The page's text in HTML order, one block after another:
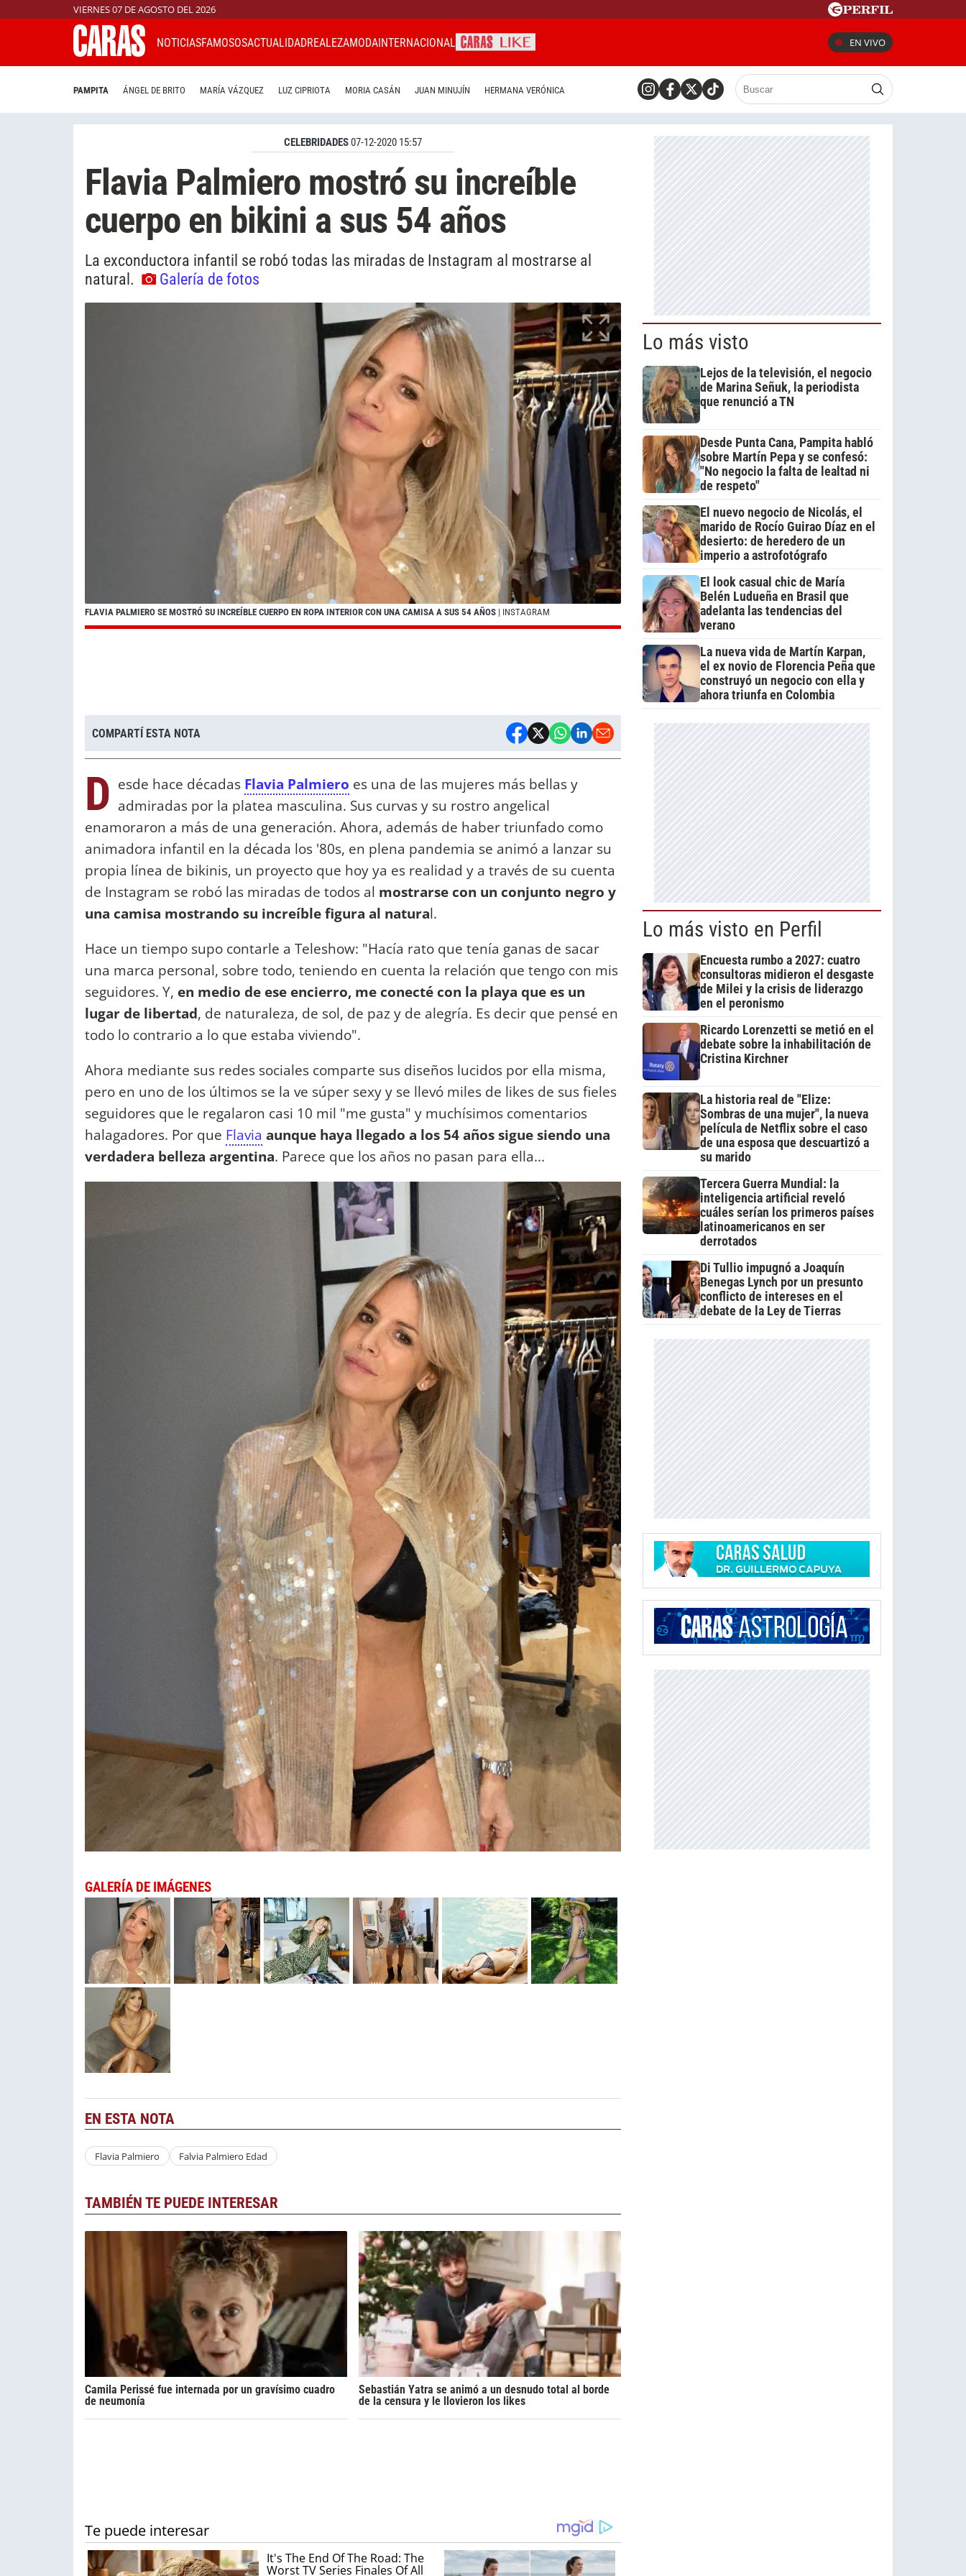
VIERNES 07 DE AGOSTO DEL 2026
NOTICIASFAMOSOSACTUALIDADREALEZAMODAINTERNACIONAL EN VIVO
PAMPITA ÁNGEL DE BRITO MARÍA VÁZQUEZ LUZ CIPRIOTA MORIA CASÁN JUAN MINUJÍN HERMANA VERÓNICA
CELEBRIDADES07-12-2020 15:57
Flavia Palmiero mostró su increíble
cuerpo en bikini a sus 54 años
La exconductora infantil se robó todas las miradas de Instagram al mostrarse al
natural.
Galería de fotos
FLAVIA PALMIERO SE MOSTRÓ SU INCREÍBLE CUERPO EN ROPA INTERIOR CON UNA CAMISA A SUS 54 AÑOS | INSTAGRAM
COMPARTÍ ESTA NOTA
D esde hace décadas Flavia Palmiero es una de las mujeres más bellas y
admiradas por la platea masculina. Sus curvas y su rostro angelical
enamoraron a más de una generación. Ahora, además de haber triunfado como
animadora infantil en la década los '80s, en plena pandemia se animó a lanzar su
propia línea de bikinis, un proyecto que hoy ya es realidad y a través de su cuenta
de Instagram se robó las miradas de todos al mostrarse con un conjunto negro y
una camisa mostrando su increíble figura al natural.
Hace un tiempo supo contarle a Teleshow: "Hacía rato que tenía ganas de sacar
una marca personal, sobre todo, teniendo en cuenta la relación que tengo con mis
seguidores. Y, en medio de ese encierro, me conecté con la playa que es un
lugar de libertad, de naturaleza, de sol, de paz y de alegría. Es decir que pensé en
todo lo contrario a lo que estaba viviendo".
Ahora mediante sus redes sociales comparte sus diseños lucidos por ella misma,
pero en uno de los últimos se la ve súper sexy y se llevó miles de likes de sus fieles
seguidores que le regalaron casi 10 mil "me gusta" y muchísimos comentarios
halagadores. Por que Flavia aunque haya llegado a los 54 años sigue siendo una
verdadera belleza argentina. Parece que los años no pasan para ella...
GALERÍA DE IMÁGENES
EN ESTA NOTA
Flavia Palmiero Falvia Palmiero Edad
TAMBIÉN TE PUEDE INTERESAR
Camila Perissé fue internada por un gravísimo cuadro
de neumonía
Sebastián Yatra se animó a un desnudo total al borde
de la censura y le llovieron los likes
Lo más visto
Lejos de la televisión, el negocio
de Marina Señuk, la periodista
que renunció a TN
Desde Punta Cana, Pampita habló
sobre Martín Pepa y se confesó:
"No negocio la falta de lealtad ni
de respeto"
El nuevo negocio de Nicolás, el
marido de Rocío Guirao Díaz en el
desierto: de heredero de un
imperio a astrofotógrafo
El look casual chic de María
Belén Ludueña en Brasil que
adelanta las tendencias del
verano
La nueva vida de Martín Karpan,
el ex novio de Florencia Peña que
construyó un negocio con ella y
ahora triunfa en Colombia
Lo más visto en Perfil
Encuesta rumbo a 2027: cuatro
consultoras midieron el desgaste
de Milei y la crisis de liderazgo
en el peronismo
Ricardo Lorenzetti se metió en el
debate sobre la inhabilitación de
Cristina Kirchner
La historia real de "Elize:
Sombras de una mujer", la nueva
película de Netflix sobre el caso
de una esposa que descuartizó a
su marido
Tercera Guerra Mundial: la
inteligencia artificial reveló
cuáles serían los primeros países
latinoamericanos en ser
derrotados
Di Tullio impugnó a Joaquín
Benegas Lynch por un presunto
conflicto de intereses en el
debate de la Ley de Tierras